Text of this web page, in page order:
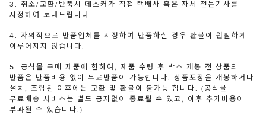
3. 취소/교환/반품시 데스커가 직접 택배사 혹은 자체 전문기사를
지정하여 보내드립니다.
4. 자의적으로 반품업체를 지정하여 반품하실 경우 환불이 원활하게
이루어지지 않습니다.
5. 공식몰 구매 제품에 한하여, 제품 수령 후 박스 개봉 전 상품의
반품은 반품비용 없이 무료반품이 가능합니다. 상품포장을 개봉하거나
설치, 조립된 이후에는 교환 및 환불이 불가능 합니다. (공식몰
무료배송 서비스는 별도 공지없이 종료될 수 있고, 이후 추가비용이
부과될 수 있습니다.)